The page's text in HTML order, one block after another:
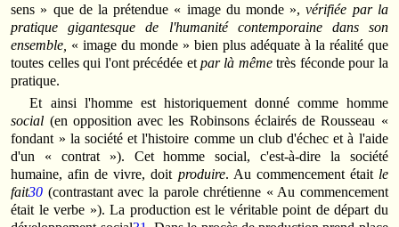
sens » que de la prétendue « image du monde »,vérifiée par la
pratique gigantesque de l'humanité contemporaine dans son
ensemble, « image du monde » bien plus adéquate à la réalité que
toutes celles qui l'ont précédée et par là mêmetrès féconde pour la
pratique.
Et ainsi l'homme est historiquement donné comme homme
social (en opposition avec les Robinsons éclairés de Rousseau «
fondant » la société et l'histoire comme un club d'échec et à l'aide
d'un « contrat »). Cet homme social, c'est-à-dire la société
humaine, afin de vivre, doit produire. Au commencement étaitle
fait30 (contrastant avec la parole chrétienne « Au commencement
était le verbe »). La production est le véritable point de départ du